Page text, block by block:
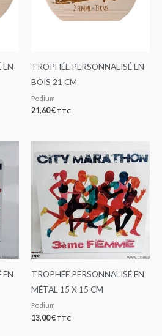
EN
TROPHÉE PERSONNALISÉ EN
BOIS 21 CM
Podium
21,60€ TTC
EN
TROPHÉE PERSONNALISÉ EN
MÉTAL 15 X 15 CM
Podium
13,00€ TTC